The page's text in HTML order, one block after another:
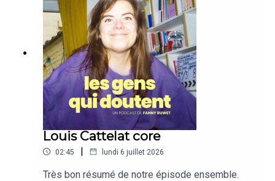
Louis Cattelat core
02:45 | lundi 6 juillet 2026
Très bon résumé de notre épisode ensemble.